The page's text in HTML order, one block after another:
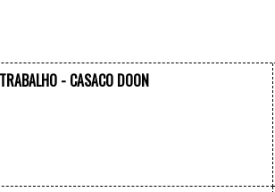
- CASACO DOON